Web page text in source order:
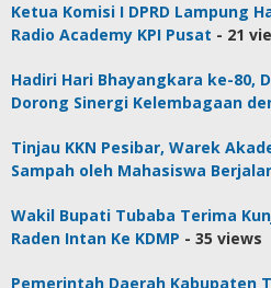
Ketua Komisi I DPRD Lampung
Radio Academy KPI Pusat - 21
Hadiri Hari Bhayangkara ke-80,
Dorong Sinergi Kelembagaan
Tinjau KKN Pesibar, Warek
Sampah oleh Mahasiswa
Wakil Bupati Tubaba Terima
Raden Intan Ke KDMP - 35 views
Pemerintah Daerah Kabupaten